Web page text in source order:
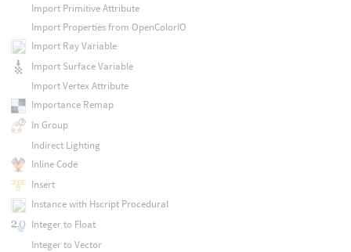
Import Primitive Attribute
Import Properties from OpenColorIO
Import Ray Variable
Import Surface Variable
Import Vertex Attribute
Importance Remap
In Group
Indirect Lighting
Inline Code
Insert
Instance with Hscript Procedural
Integer to Float
Integer to Vector